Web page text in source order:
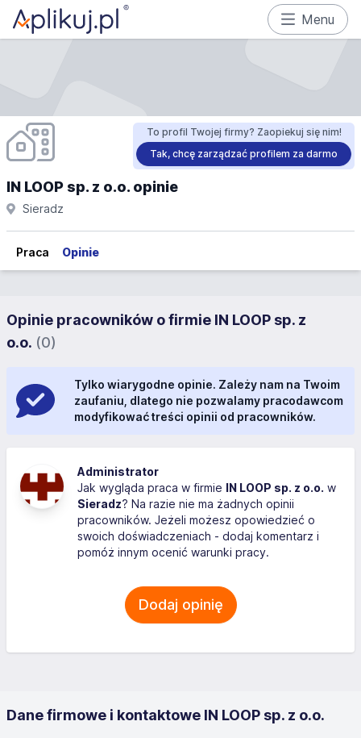
Menu
To profil Twojej firmy? Zaopiekuj się nim!
Tak, chcę zarządzać profilem za darmo
IN LOOP sp. z o.o. opinie
Sieradz
Praca Opinie
Opinie pracowników o firmie IN LOOP sp. z
o.o. (0)
Tylko wiarygodne opinie. Zależy nam na Twoim
zaufaniu, dlatego nie pozwalamy pracodawcom
modyfikować treści opinii od pracowników.
Administrator
Jak wygląda praca w firmie IN LOOP sp. z o.o. w
Sieradz? Na razie nie ma żadnych opinii
pracowników. Jeżeli możesz opowiedzieć o
swoich doświadczeniach - dodaj komentarz i
pomóż innym ocenić warunki pracy.
Dodaj opinię
Dane firmowe i kontaktowe IN LOOP sp. z o.o.